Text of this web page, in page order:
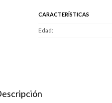
CARACTERÍSTICAS
Edad